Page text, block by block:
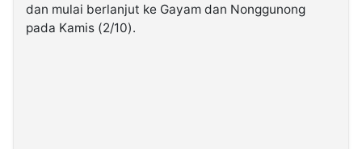
dan mulai berlanjut ke Gayam dan Nonggunong
pada Kamis (2/10).